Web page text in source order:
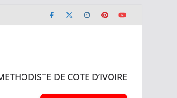
DE COTE D’IVOIRE